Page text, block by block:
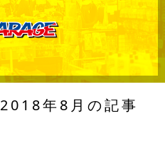
2018年8月の記事